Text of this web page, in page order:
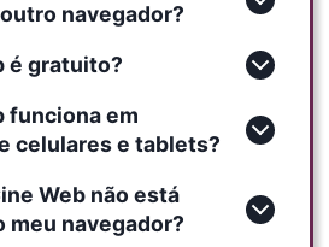
navegador?
é gratuito?
funciona em
celulares e tablets?
Web não está
meu navegador?